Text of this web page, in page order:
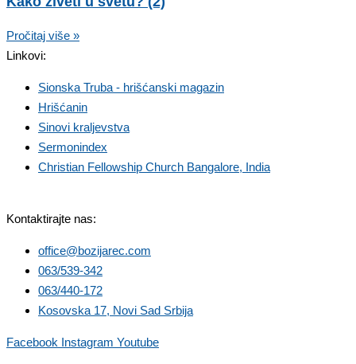
Pročitaj više »
Linkovi:
Sionska Truba - hrišćanski magazin
Hrišćanin
Sinovi kraljevstva
Sermonindex
Christian Fellowship Church Bangalore, India
Kontaktirajte nas:
office@bozijarec.com
063/539-342
063/440-172
Kosovska 17, Novi Sad Srbija
Facebook Instagram Youtube